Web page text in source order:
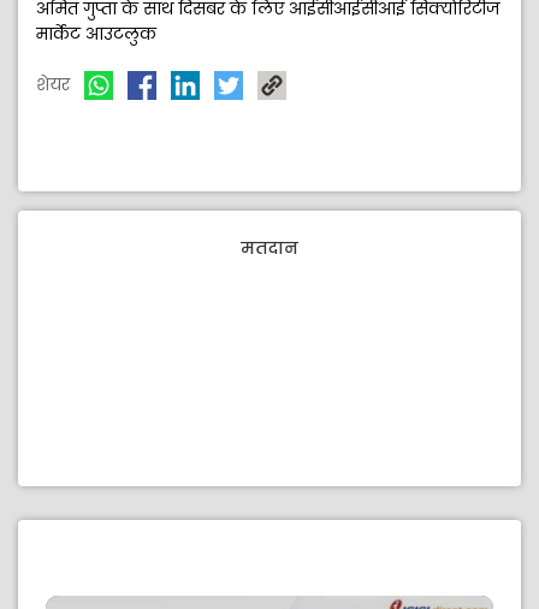
अमित गुप्ता के साथ दिसंबर के लिए आईसीआईसीआई सिक्योरिटीज
मार्केट आउटलुक
शेयर
मतदान